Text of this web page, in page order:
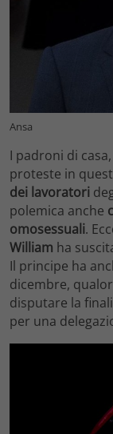
Ansa
I padroni di
proteste in
dei lavoratori
polemica anche
omosessuali.
William ha
Il principe ha
dicembre,
disputare la
per una